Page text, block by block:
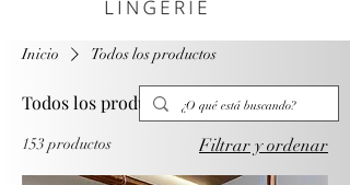
Inicio Todos los productos
Todos los productos
153 productos Filtrar y ordenar